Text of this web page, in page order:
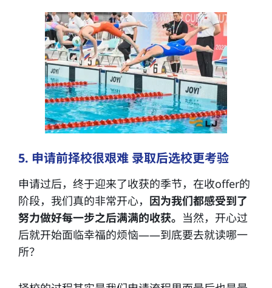
5. 申请前择校很艰难 录取后选校更考验
申请过后，终于迎来了收获的季节，在收offer的
阶段，我们真的非常开心， 因为我们都感受到了
努力做好每一步之后满满的收获。 当然，开心过
后就开始面临幸福的烦恼——到底要去就读哪一
所？